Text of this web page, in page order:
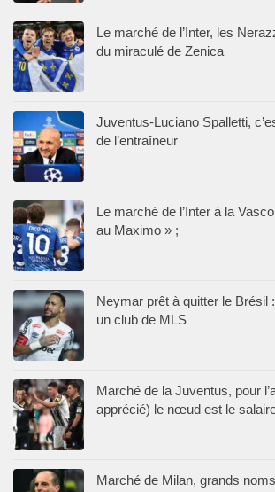
Le marché de l’Inter, les
du miraculé de Zenica
Juventus-Luciano Spalletti,
de l’entraîneur
Le marché de l’Inter à la
au Maximo » ;
Neymar prêt à quitter le Brésil
un club de MLS
Marché de la Juventus, pour
apprécié) le nœud est le
Marché de Milan, grands